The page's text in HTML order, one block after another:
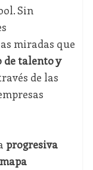
Sin
miradas que
de talento y
de las
progresiva